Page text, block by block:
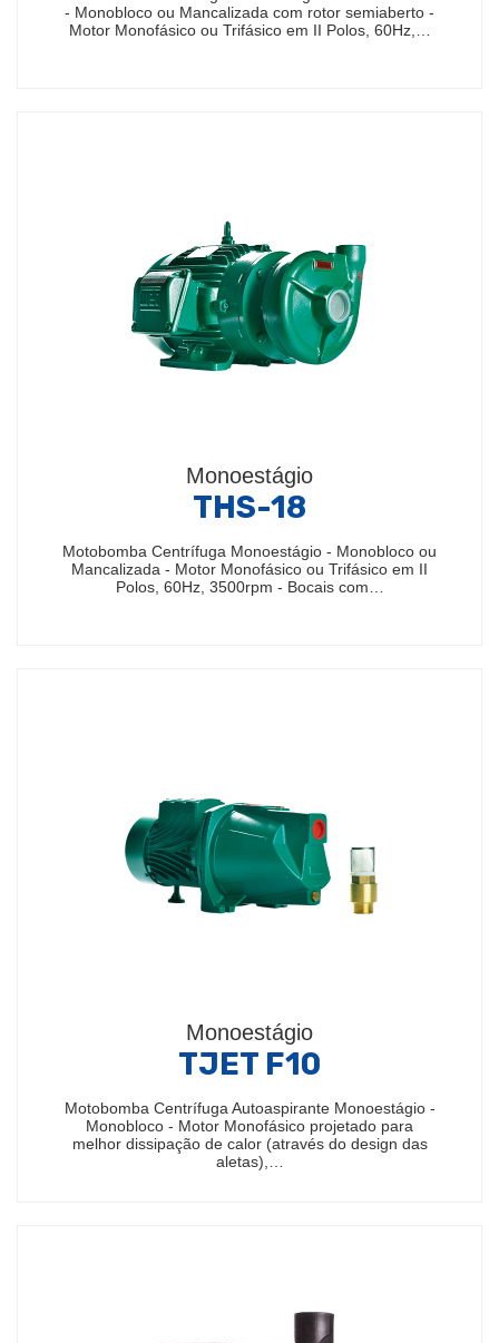
- Monobloco ou Mancalizada com rotor semiaberto -
Motor Monofásico ou Trifásico em II Polos, 60Hz,…
Monoestágio
THS-18
Motobomba Centrífuga Monoestágio - Monobloco ou
Mancalizada - Motor Monofásico ou Trifásico em II
Polos, 60Hz, 3500rpm - Bocais com…
Monoestágio
TJET F10
Motobomba Centrífuga Autoaspirante Monoestágio -
Monobloco - Motor Monofásico projetado para
melhor dissipação de calor (através do design das
aletas),…